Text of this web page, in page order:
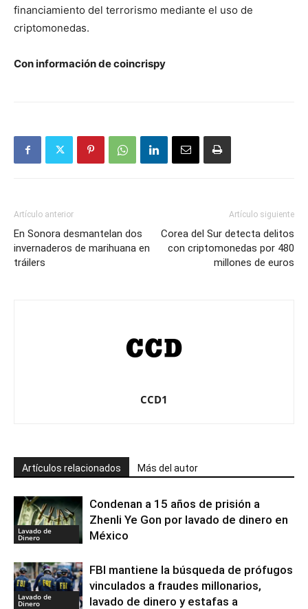
financiamiento del terrorismo mediante el uso de
criptomonedas.
Con información de coincrispy
Artículo anterior
En Sonora desmantelan dos
invernaderos de marihuana en
tráilers
Artículo siguiente
Corea del Sur detecta delitos
con criptomonedas por 480
millones de euros
CCD1
Artículos relacionados Más del autor
Lavado de
Dinero
Condenan a 15 años de prisión a
Zhenli Ye Gon por lavado de dinero en
México
Lavado de
Dinero
FBI mantiene la búsqueda de prófugos
vinculados a fraudes millonarios,
lavado de dinero y estafas a